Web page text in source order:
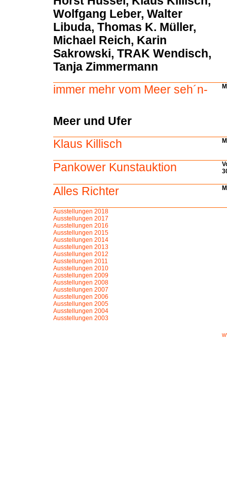
Wolfgang Leber, Walter
Libuda, Thomas K. Müller,
Michael Reich, Karin
Sakrowski, TRAK Wendisch,
Tanja Zimmermann
immer mehr vom Meer seh´n-
Meer und Ufer
Klaus Killisch
Pankower Kunstauktion
Alles Richter
Ausstellungen 2018
Ausstellungen 2017
Ausstellungen 2016
Ausstellungen 2015
Ausstellungen 2014
Ausstellungen 2013
Ausstellungen 2012
Ausstellungen 2011
Ausstellungen 2010
Ausstellungen 2009
Ausstellungen 2008
Ausstellungen 2007
Ausstellungen 2006
Ausstellungen 2005
Ausstellungen 2004
Ausstellungen 2003